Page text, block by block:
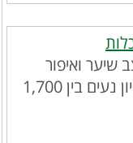
ואיפור
כלות הכולל מלווה ויום ניסיון נעים בין 1,700